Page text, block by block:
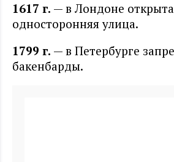
1617 г. — в Лондоне
односторонняя улица.
1799 г. — в Петербурге
бакенбарды.